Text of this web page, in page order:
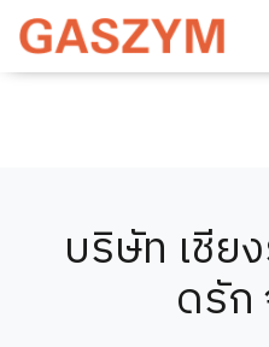
บริษัท เชีย
ดรัก